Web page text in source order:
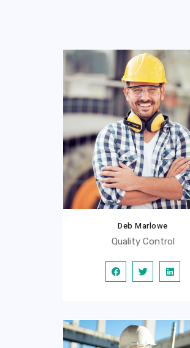
Deb Marlowe
Quality Control